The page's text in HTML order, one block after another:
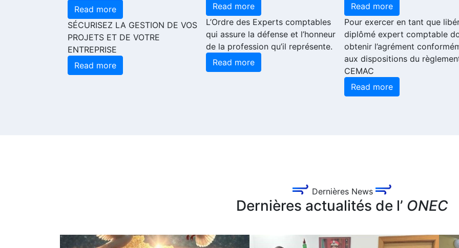
Read more
SÉCURISEZ LA GESTION DE VOS
PROJETS ET DE VOTRE
ENTREPRISE
Read more
Read more
L’Ordre des Experts comptables
qui assure la défense et l’honneur
de la profession qu’il représente.
Read more
Read more
Pour exercer en tant que
diplômé expert comptable
obtenir l’agrément
aux dispositions du
CEMAC
Read more
Dernières News
Dernières actualités de l’ ONEC